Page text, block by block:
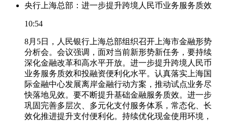
央行上海总部：进一步提升跨境人民币业务服务质效
10:54
8月5日，人民银行上海总部组织召开上海市金融形势
分析会。会议强调，面对当前新形势新任务，要持续
深化金融改革和高水平开放。进一步提升跨境人民币
业务服务质效和投融资便利化水平。认真落实上海国
际金融中心发展离岸金融行动方案，推动试点业务尽
快落地见效。要不断提升基础金融服务质效。进一步
巩固完善多层次、多元化支付服务体系，常态化、长
效化推进提升支付便利化。持续优化现金使用环境，